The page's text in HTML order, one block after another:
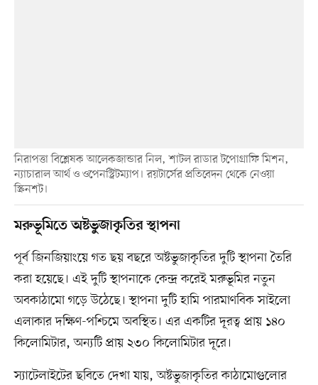
নিরাপত্তা বিশ্লেষক আলেকজান্ডার নিল, শাটল রাডার টপোগ্রাফি মিশন,
ন্যাচারাল আর্থ ও ওপেনস্ট্রিটম্যাপ। রয়টার্সের প্রতিবেদন থেকে নেওয়া
স্ক্রিনশট।
মরুভূমিতে অষ্টভুজাকৃতির স্থাপনা
পূর্ব জিনজিয়াংয়ে গত ছয় বছরে অষ্টভুজাকৃতির দুটি স্থাপনা তৈরি
করা হয়েছে। এই দুটি স্থাপনাকে কেন্দ্র করেই মরুভূমির নতুন
অবকাঠামো গড়ে উঠেছে। স্থাপনা দুটি হামি পারমাণবিক সাইলো
এলাকার দক্ষিণ-পশ্চিমে অবস্থিত। এর একটির দূরত্ব প্রায় ১৪০
কিলোমিটার, অন্যটি প্রায় ২৩০ কিলোমিটার দূরে।
স্যাটেলাইটের ছবিতে দেখা যায়, অষ্টভুজাকৃতির কাঠামোগুলোর